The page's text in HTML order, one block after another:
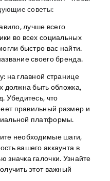
советы:
лучше всего
во всех социальных
быстро вас найти.
своего бренда.
на главной странице
должна быть обложка,
Убедитесь, что
правильный размер и
платформы.
необходимые шаги,
вашего аккаунта в
значка галочки. Узнайте
этот важный